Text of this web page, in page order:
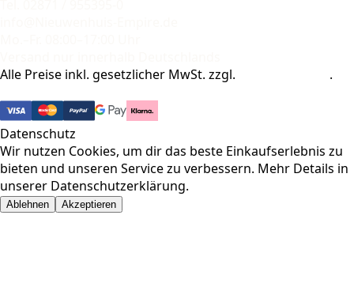
Alle Preise inkl. gesetzlicher MwSt. zzgl.
.
Datenschutz
Wir nutzen Cookies, um dir das beste Einkaufserlebnis zu
bieten und unseren Service zu verbessern. Mehr Details in
unserer Datenschutzerklärung.
Ablehnen Akzeptieren